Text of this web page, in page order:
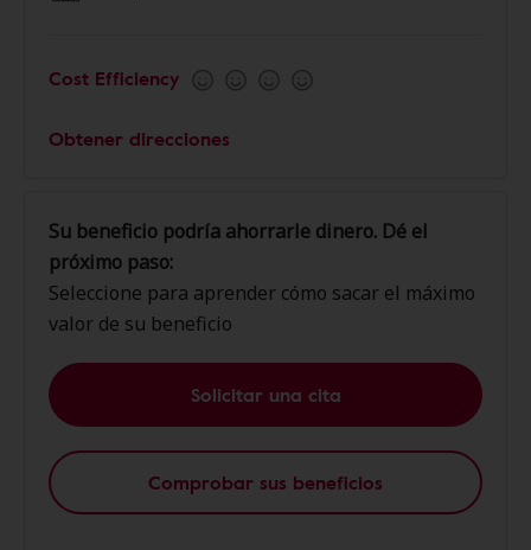
Cost Efficiency
Obtener direcciones
Su beneficio podría ahorrarle dinero. Dé el
próximo paso:
Seleccione para aprender cómo sacar el máximo
valor de su beneficio
Solicitar una cita
Comprobar sus beneficios